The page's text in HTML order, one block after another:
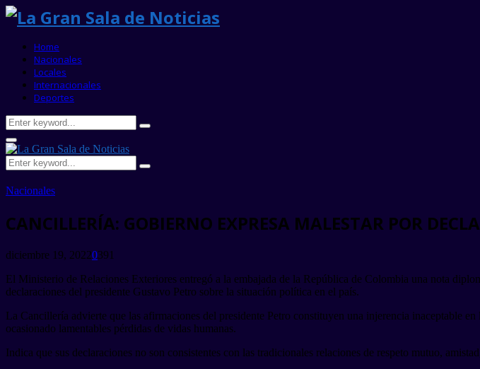
Home
Nacionales
Locales
Internacionales
Deportes
Search
for:
Search
Primary
Menu
Search
for:
Search
Nacionales
CANCILLERÍA: GOBIERNO EXPRESA MALESTAR POR
diciembre 19, 20220391
El Ministerio de Relaciones Exteriores entregó a la embajada de la República de Colombia una nota
declaraciones del presidente Gustavo Petro sobre la situación política en el país.
La Cancillería advierte que las afirmaciones del presidente Petro constituyen una injerencia inaceptable
ocasionado lamentables pérdidas de vidas humanas.
Indica que sus declaraciones no son consistentes con las tradicionales relaciones de respeto mutuo,